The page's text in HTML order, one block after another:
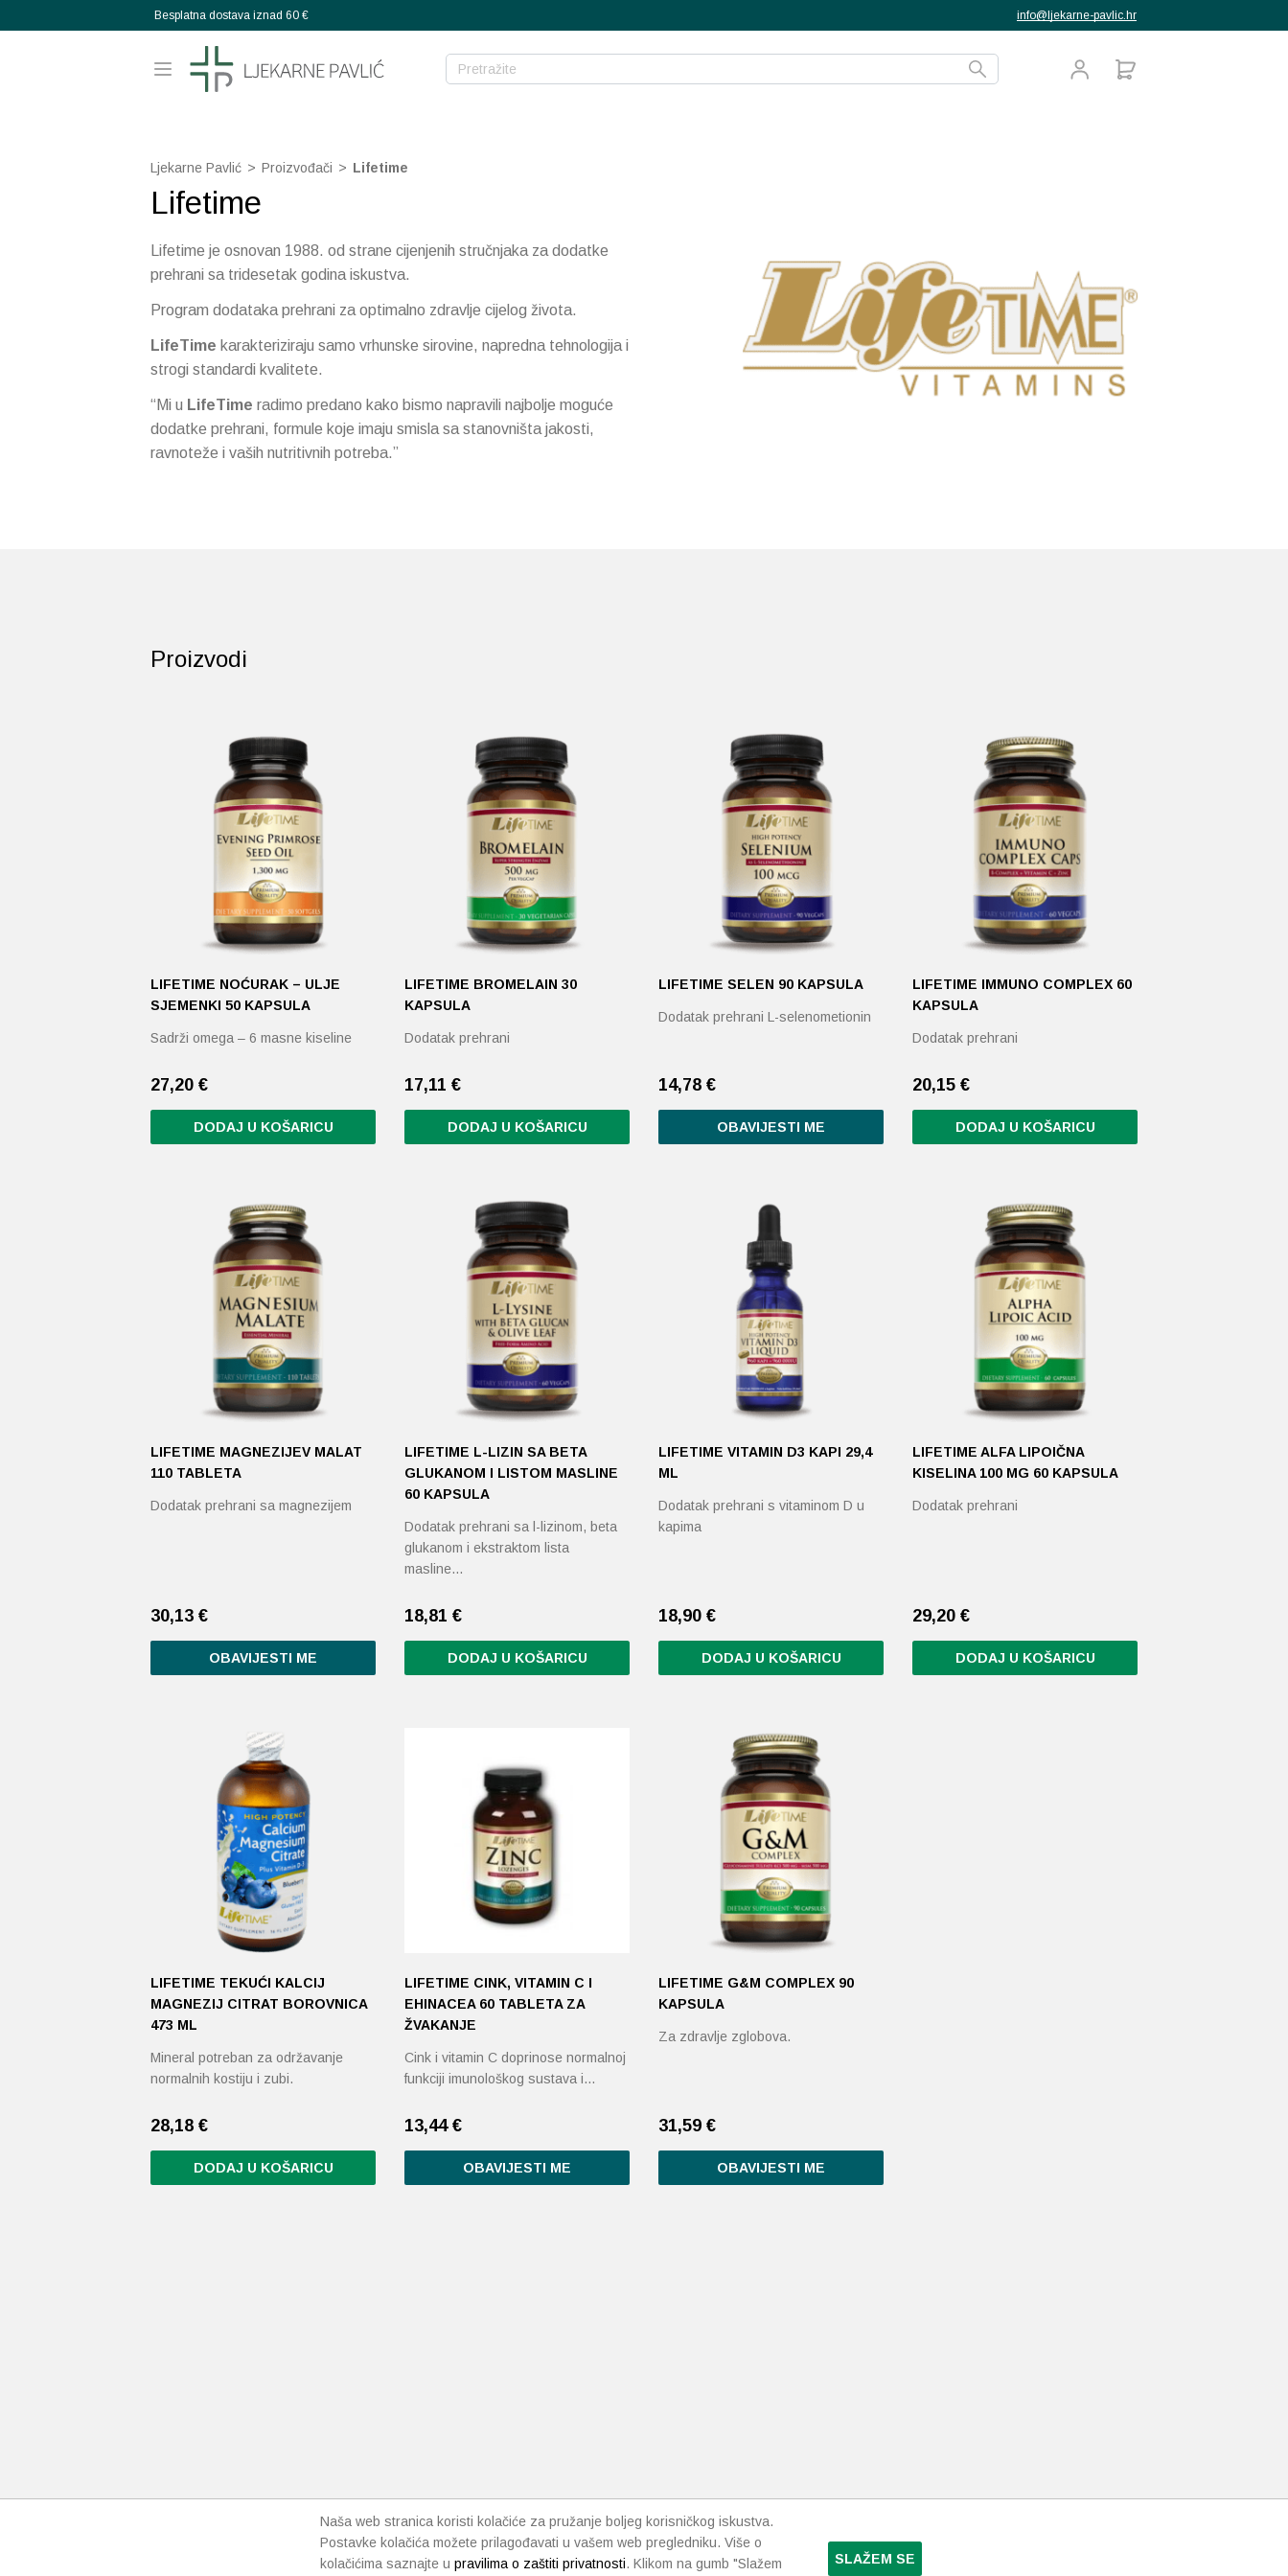
Besplatna dostava iznad 60 € info@ljekarne-pavlic.hr
Ljekarne Pavlić > Proizvođači > Lifetime
Lifetime
Lifetime je osnovan 1988. od strane cijenjenih stručnjaka za dodatke
prehrani sa tridesetak godina iskustva.
Program dodataka prehrani za optimalno zdravlje cijelog života.
LifeTime karakteriziraju samo vrhunske sirovine, napredna tehnologija i
strogi standardi kvalitete.
“Mi u LifeTime radimo predano kako bismo napravili najbolje moguće
dodatke prehrani, formule koje imaju smisla sa stanovništa jakosti,
ravnoteže i vaših nutritivnih potreba.”
Proizvodi
LIFETIME NOĆURAK – ULJE
SJEMENKI 50 KAPSULA
Sadrži omega – 6 masne kiseline
27,20 €
DODAJ U KOŠARICU
LIFETIME BROMELAIN 30
KAPSULA
Dodatak prehrani
17,11 €
DODAJ U KOŠARICU
LIFETIME SELEN 90 KAPSULA
Dodatak prehrani L-selenometionin
14,78 €
OBAVIJESTI ME
LIFETIME IMMUNO COMPLEX 60
KAPSULA
Dodatak prehrani
20,15 €
DODAJ U KOŠARICU
LIFETIME MAGNEZIJEV MALAT
110 TABLETA
Dodatak prehrani sa magnezijem
30,13 €
OBAVIJESTI ME
LIFETIME L-LIZIN SA BETA
GLUKANOM I LISTOM MASLINE
60 KAPSULA
Dodatak prehrani sa l-lizinom, beta
glukanom i ekstraktom lista
masline…
18,81 €
DODAJ U KOŠARICU
LIFETIME VITAMIN D3 KAPI 29,4
ML
Dodatak prehrani s vitaminom D u
kapima
18,90 €
DODAJ U KOŠARICU
LIFETIME ALFA LIPOIČNA
KISELINA 100 MG 60 KAPSULA
Dodatak prehrani
29,20 €
DODAJ U KOŠARICU
LIFETIME TEKUĆI KALCIJ
MAGNEZIJ CITRAT BOROVNICA
473 ML
Mineral potreban za održavanje
normalnih kostiju i zubi.
28,18 €
DODAJ U KOŠARICU
LIFETIME CINK, VITAMIN C I
EHINACEA 60 TABLETA ZA
ŽVAKANJE
Cink i vitamin C doprinose normalnoj
funkciji imunološkog sustava i…
13,44 €
OBAVIJESTI ME
LIFETIME G&M COMPLEX 90
KAPSULA
Za zdravlje zglobova.
31,59 €
OBAVIJESTI ME
Naša web stranica koristi kolačiće za pružanje boljeg korisničkog iskustva.
Postavke kolačića možete prilagođavati u vašem web pregledniku. Više o
kolačićima saznajte u pravilima o zaštiti privatnosti. Klikom na gumb "Slažem
SLAŽEM SE